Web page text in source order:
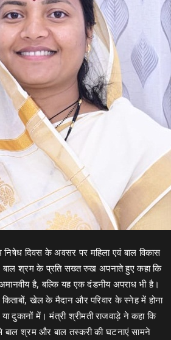
निषेध दिवस के अवसर पर महिला एवं बाल विकास
ने बाल श्रम के प्रति सख्त रुख अपनाते हुए कहा कि
है, बल्कि यह एक दंडनीय अपराध भी है।
किताबों, खेल के मैदान और परिवार के स्नेह में होना
दुकानों में। मंत्री श्रीमती राजवाड़े ने कहा कि
श्रम और बाल तस्करी की घटनाएं सामने